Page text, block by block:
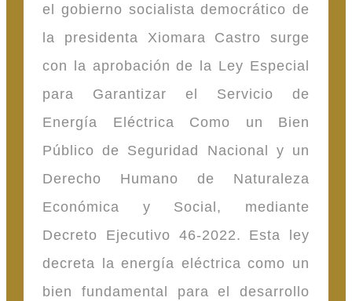
el gobierno socialista democrático de
la presidenta Xiomara Castro surge
con la aprobación de la Ley Especial
para Garantizar el Servicio de
Energía Eléctrica Como un Bien
Público de Seguridad Nacional y un
Derecho Humano de Naturaleza
Económica y Social, mediante
Decreto Ejecutivo 46-2022. Esta ley
decreta la energía eléctrica como un
bien fundamental para el desarrollo